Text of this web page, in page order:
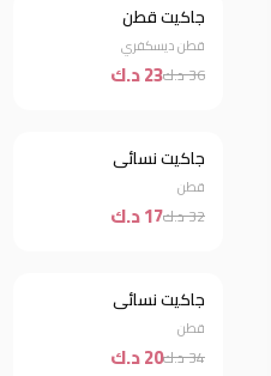
خصم 36%
جاكيت قطن
قطن ديسكفري
36 د.ك 23 د.ك
خصم 47%
جاكيت نسائي
قطن
32 د.ك 17 د.ك
خصم 41%
جاكيت نسائي
قطن
34 د.ك 20 د.ك